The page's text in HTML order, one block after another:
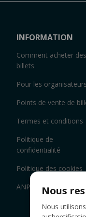
INFORMATION
Comment acheter des
billets
Pour les organisateurs
Points de vente de
Termes et conditions
Politique de
confidentialité
Politique des cookies
ANPC
Nous
Nous